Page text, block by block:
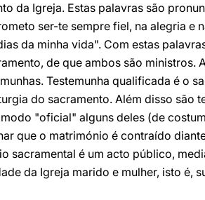
da Igreja. Estas palavras são
ser-te sempre fiel, na alegria e
da minha vida". Com estas
de que ambos são ministros.
Testemunha qualificada é o
do sacramento. Além disso são
"oficial" alguns deles (de
que o matrimónio é contraído
sacramental é um acto público,
da Igreja marido e mulher, isto é,